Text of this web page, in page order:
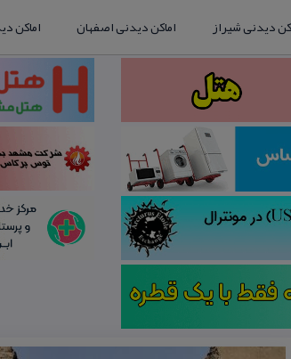
دیدنی شیراز اماکن دیدنی اصفهان اماکن